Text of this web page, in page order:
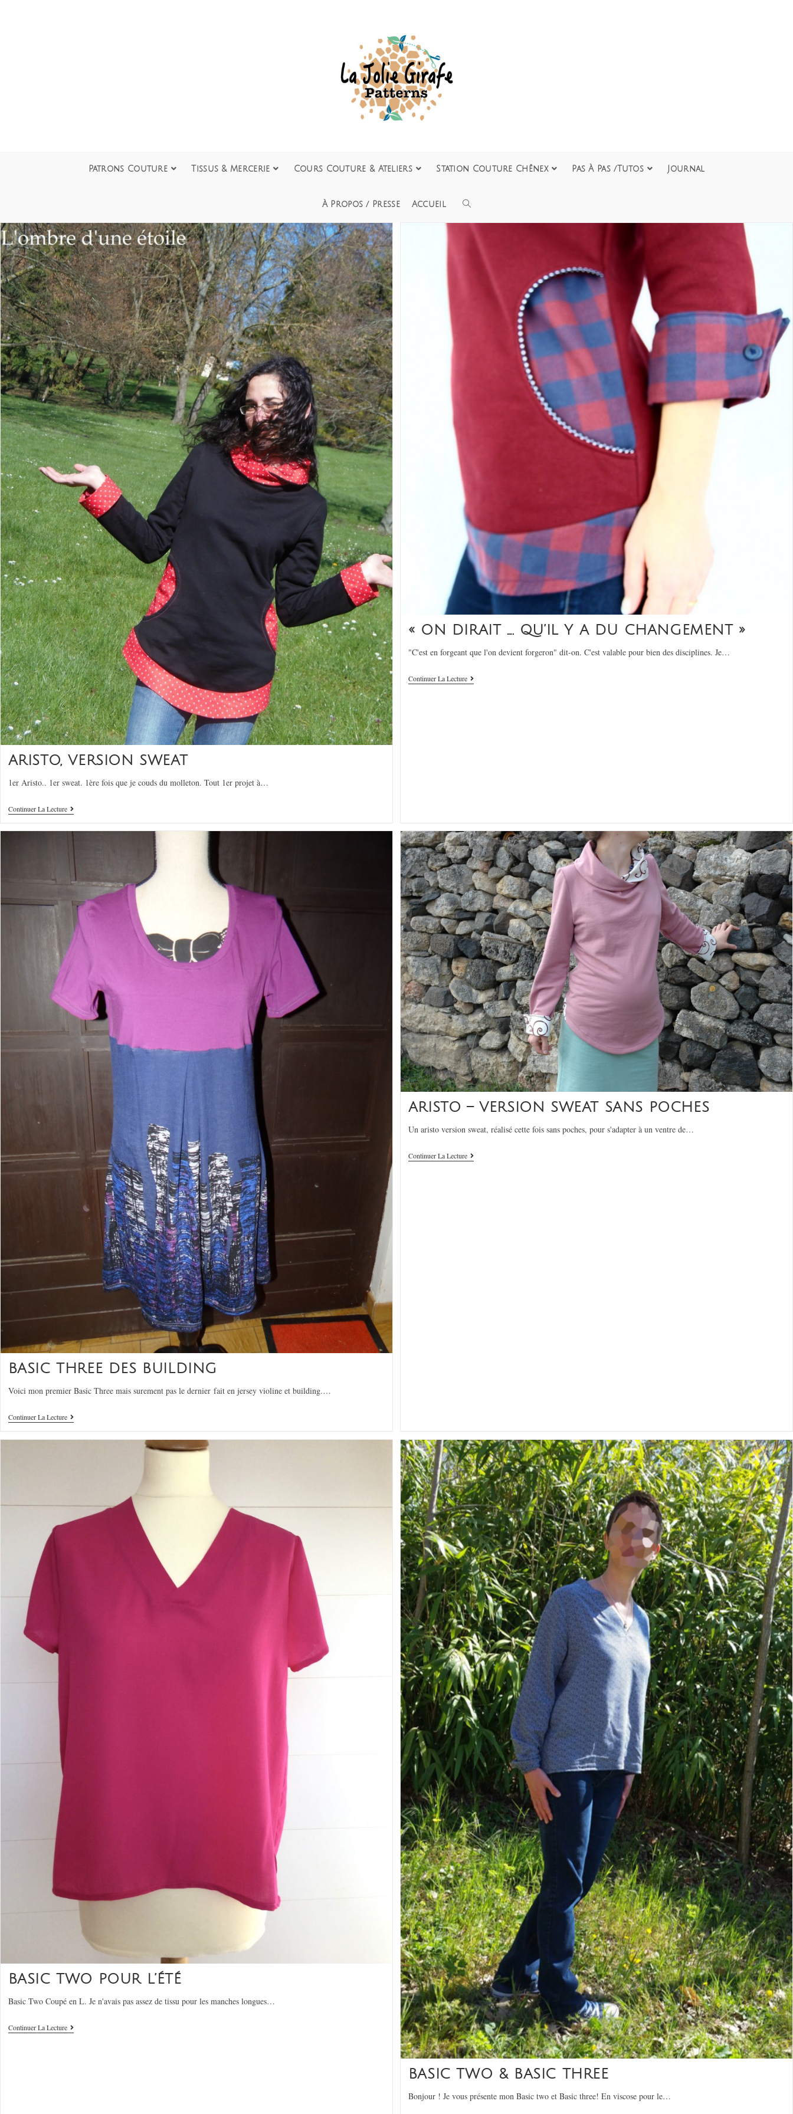
Patrons Couture Tissus & Mercerie Cours Couture & Ateliers Station Couture Chênex Pas À Pas /Tutos Journal
À Propos / Presse Accueil
ARISTO, VERSION SWEAT
1er Aristo.. 1er sweat. 1ère fois que je couds du molleton. Tout 1er projet à…
Continuer La Lecture
« ON DIRAIT …. QU’IL Y A DU CHANGEMENT »
"C'est en forgeant que l'on devient forgeron" dit-on. C'est valable pour bien des disciplines. Je…
Continuer La Lecture
BASIC THREE DES BUILDING
Voici mon premier Basic Three mais surement pas le dernier fait en jersey violine et building.…
Continuer La Lecture
ARISTO – VERSION SWEAT SANS POCHES
Un aristo version sweat, réalisé cette fois sans poches, pour s'adapter à un ventre de…
Continuer La Lecture
BASIC TWO POUR L’ÉTÉ
Basic Two Coupé en L. Je n'avais pas assez de tissu pour les manches longues…
Continuer La Lecture
BASIC TWO & BASIC THREE
Bonjour ! Je vous présente mon Basic two et Basic three! En viscose pour le…